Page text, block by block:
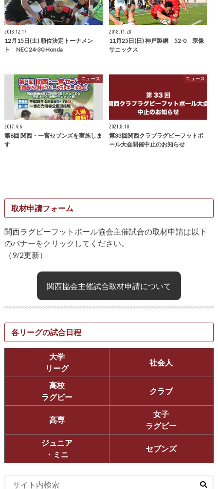
2018.12.17
12月15日(土) 順位決定トーナメン
ト NEC 24-30 Honda
2018.11.28
11月25日(日) 神戸製鋼 52-0 宗像
サニックス
ニュース
2017.4.6
第8回 関西・一宮セブンズを実施しま
す
ニュース
2021.8.10
第33回関西クラブラグビーフットボ
ール大会開催中止のお知らせ
取材申請フォーム
関西ラグビーフットボール協会主催試合の取材申請は以下
のバナーをクリックしてください。
（9/2更新）
関西協会主催試合取材申請について
各リーグの試合日程
大学
リーグ
社会人
高校
ラグビー
クラブ
高専
女子
ラグビー
ジュニア
・ミニ
セブンズ